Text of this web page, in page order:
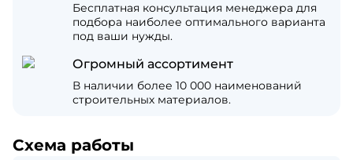
Бесплатная консультация менеджера для
подбора наиболее оптимального варианта
под ваши нужды.
Огромный ассортимент
В наличии более 10 000 наименований
строительных материалов.
Схема работы